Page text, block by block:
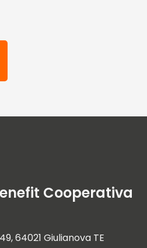
Cooperativa
64021 Giulianova TE